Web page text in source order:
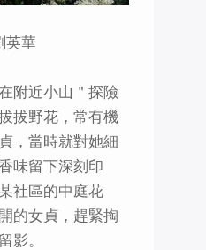
英華
附近小山＂探險
拔野花，常有機
，當時就對她細
味留下深刻印
社區的中庭花
的女貞，趕緊掏
影。